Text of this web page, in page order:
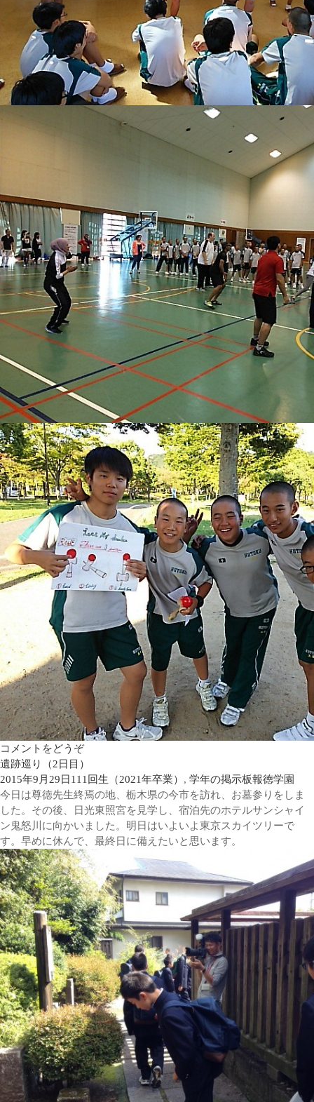
コメントをどうぞ
遺跡巡り（2日目）
2015年9月29日 111回生（2021年卒業） , 学年の掲示板報徳学園
今日は尊徳先生終焉の地、栃木県の今市を訪れ、お墓参りをしま
した。その後、日光東照宮を見学し、宿泊先のホテルサンシャイ
ン鬼怒川に向かいました。明日はいよいよ東京スカイツリーで
す。早めに休んで、最終日に備えたいと思います。